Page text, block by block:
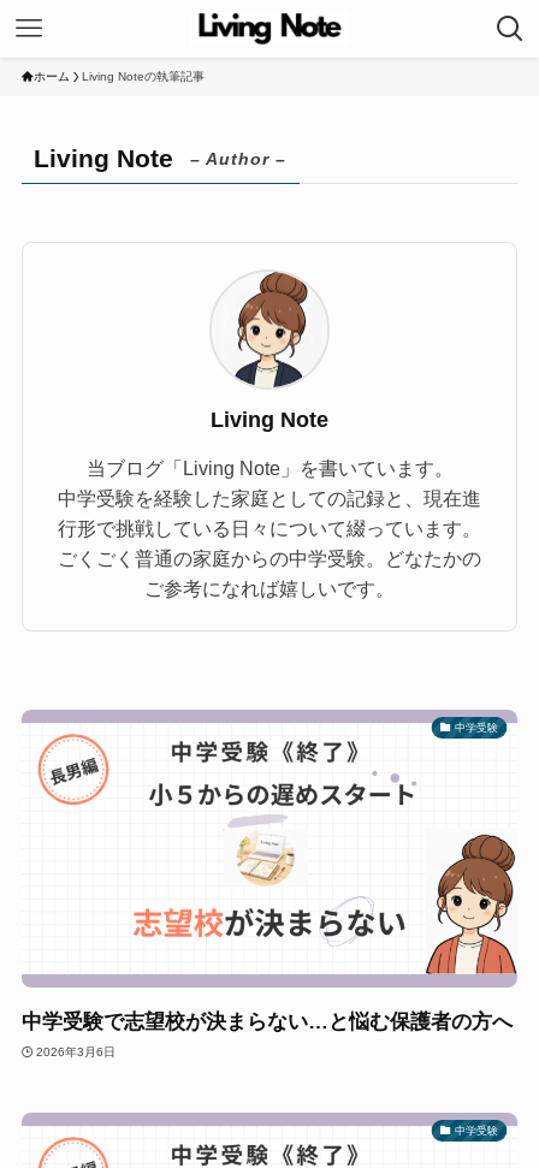
ホーム Living Noteの執筆記事
Living Note – Author –
Living Note
当ブログ「Living Note」を書いています。
中学受験を経験した家庭としての記録と、現在進
行形で挑戦している日々について綴っています。
ごくごく普通の家庭からの中学受験。どなたかの
ご参考になれば嬉しいです。
中学受験
中学受験で志望校が決まらない…と悩む保護者の方へ
2026年3月6日
中学受験